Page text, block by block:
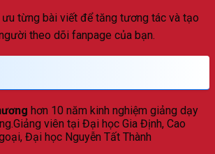
từng bài viết để tăng tương tác và tạo
theo dõi fanpage của bạn.
hơn 10 năm kinh nghiệm giảng dạy
viên tại Đại học Gia Định, Cao
Đại học Nguyễn Tất Thành